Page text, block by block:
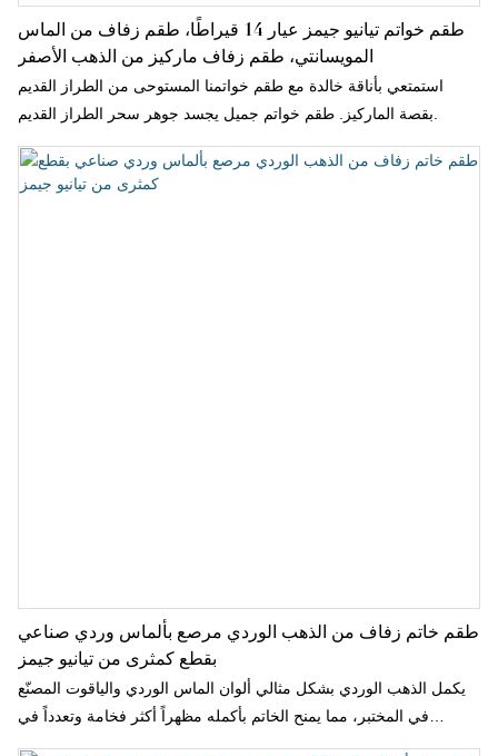
طقم خواتم تيانيو جيمز عيار 14 قيراطًا، طقم زفاف من الماس
المويسانتي، طقم زفاف ماركيز من الذهب الأصفر
استمتعي بأناقة خالدة مع طقم خواتمنا المستوحى من الطراز القديم
طقم خاتم زفاف من الذهب الوردي مرصع بألماس وردي صناعي
بقطع كمثرى من تيانيو جيمز
يكمل الذهب الوردي بشكل مثالي ألوان الماس الوردي والياقوت المصنّع
في المختبر، مما يمنح الخاتم بأكمله مظهراً أكثر فخامة وتعدداً في